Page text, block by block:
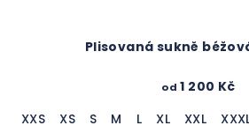
Plisovaná sukně
od 1 200 Kč
XXS
XS S M L XL XXL